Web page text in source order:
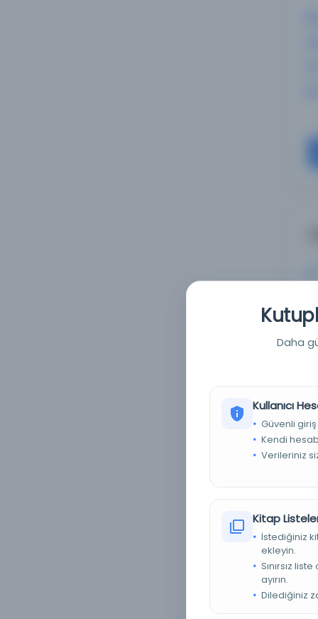
Daha
Kullanıcı
Güvenli giriş
Kendi
Verileriniz
Kitap
İstediğiniz
ekleyin.
Sınırsız
ayırın.
Dilediğiniz